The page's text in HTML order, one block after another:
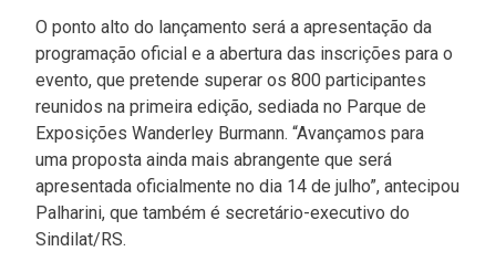
O ponto alto do lançamento será a apresentação da
programação oficial e a abertura das inscrições para o
evento, que pretende superar os 800 participantes
reunidos na primeira edição, sediada no Parque de
Exposições Wanderley Burmann. “Avançamos para
uma proposta ainda mais abrangente que será
apresentada oficialmente no dia 14 de julho”, antecipou
Palharini, que também é secretário-executivo do
Sindilat/RS.